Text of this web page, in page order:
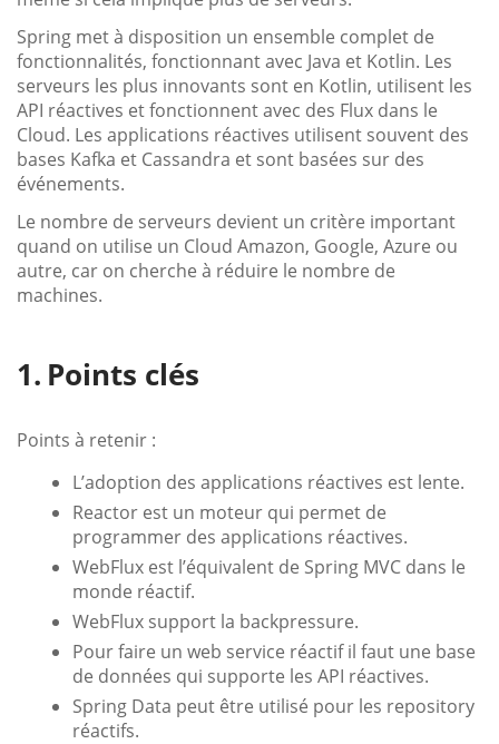
Spring met à disposition un ensemble complet de
fonctionnalités, fonctionnant avec Java et Kotlin. Les
serveurs les plus innovants sont en Kotlin, utilisent les
API réactives et fonctionnent avec des Flux dans le
Cloud. Les applications réactives utilisent souvent des
bases Kafka et Cassandra et sont basées sur des
événements.
Le nombre de serveurs devient un critère important
quand on utilise un Cloud Amazon, Google, Azure ou
autre, car on cherche à réduire le nombre de
machines.
Points clés
Points à retenir :
L’adoption des applications réactives est lente.
Reactor est un moteur qui permet de
programmer des applications réactives.
WebFlux est l’équivalent de Spring MVC dans le
monde réactif.
WebFlux support la backpressure.
Pour faire un web service réactif il faut une base
de données qui supporte les API réactives.
Spring Data peut être utilisé pour les repository
réactifs.